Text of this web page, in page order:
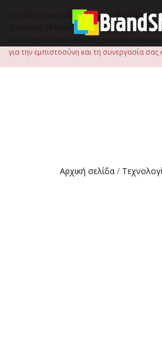
Το ηλεκτρονικό μας κατάστημα θα
η Τετάρτη 29 Ιουλίου, έως τις 15:00 μ.μ.,
με τον χρόνο καταχώρισης των
για την εμπιστοσύνη και τη συνεργασία
Αρχική σελίδα /